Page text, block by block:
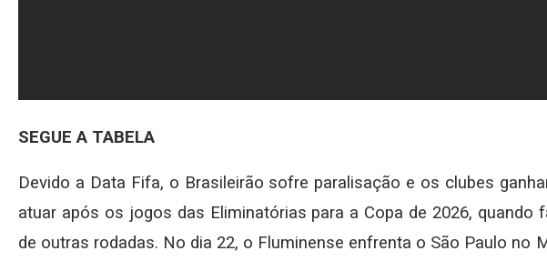
SEGUE A TABELA
Devido a Data Fifa, o Brasileirão sofre paralisação e os clubes
atuar após os jogos das Eliminatórias para a Copa de 2026, quando
de outras rodadas. No dia 22, o Fluminense enfrenta o São Paulo no